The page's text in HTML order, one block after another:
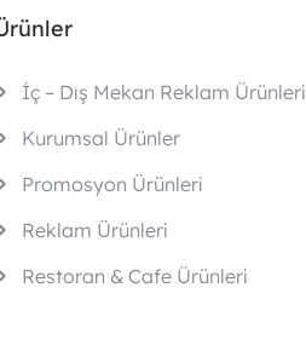
İç – Dış Mekan Reklam Ürünleri
Kurumsal Ürünler
Promosyon Ürünleri
Reklam Ürünleri
Restoran & Cafe Ürünleri